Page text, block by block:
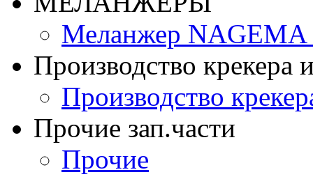
Меланжер NAGEMA
Производство крекера
Производство
Прочие зап.части
Прочие